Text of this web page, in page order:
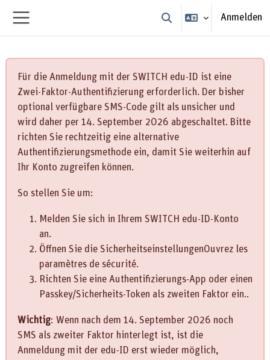
Sucheingabe umschalten
Anmelden
Für die Anmeldung mit der SWITCH edu-ID ist eine
Zwei-Faktor-Authentifizierung erforderlich. Der bisher
optional verfügbare SMS-Code gilt als unsicher und
wird daher per 14. September 2026 abgeschaltet. Bitte
richten Sie rechtzeitig eine alternative
Authentifizierungsmethode ein, damit Sie weiterhin auf
Ihr Konto zugreifen können.
So stellen Sie um:
Melden Sie sich in Ihrem SWITCH edu-ID-Konto
an.
Öffnen Sie die SicherheitseinstellungenOuvrez les
paramètres de sécurité.
Richten Sie eine Authentifizierungs-App oder einen
Passkey/Sicherheits-Token als zweiten Faktor ein..
Wichtig: Wenn nach dem 14. September 2026 noch
SMS als zweiter Faktor hinterlegt ist, ist die
Anmeldung mit der edu-ID erst wieder möglich,